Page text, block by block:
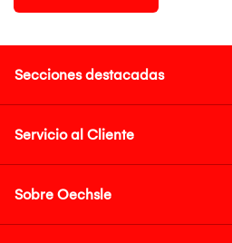
Secciones destacadas
Servicio al Cliente
Sobre Oechsle